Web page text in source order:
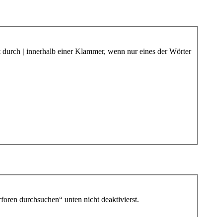
durch | innerhalb einer Klammer, wenn nur eines der Wörter
durchsuchen“ unten nicht deaktivierst.